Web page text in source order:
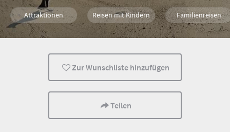
Attraktionen Reisen mit Kindern Familienreisen
Kapstadt Traumstrände
Zur Wunschliste hinzufügen
Teilen